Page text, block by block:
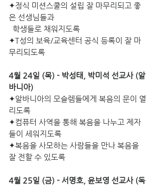
✦정식 미션스쿨의 설립 잘 마무리되고 좋
은 선생님들과
학생들로 채워지도록
✦T성의 보육/교육센터 공식 등록이 잘 마
무리되도록
4월 24일 (목) - 박성태, 박미석 선교사 (알
바니아)
✦알바니아의 모슬렘들에게 복음의 문이 열
리도록
✦컴퓨터 사역을 통해 복음을 나누고 제자
들이 세워지도록
✦복음을 사모하는 사람들을 만나 복음을
잘 전할 수 있도록
4월 25일 (금) - 서명호, 윤보영 선교사 (독